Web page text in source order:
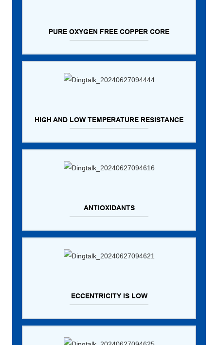
PURE OXYGEN FREE COPPER CORE
HIGH AND LOW TEMPERATURE RESISTANCE
ANTIOXIDANTS
ECCENTRICITY IS LOW